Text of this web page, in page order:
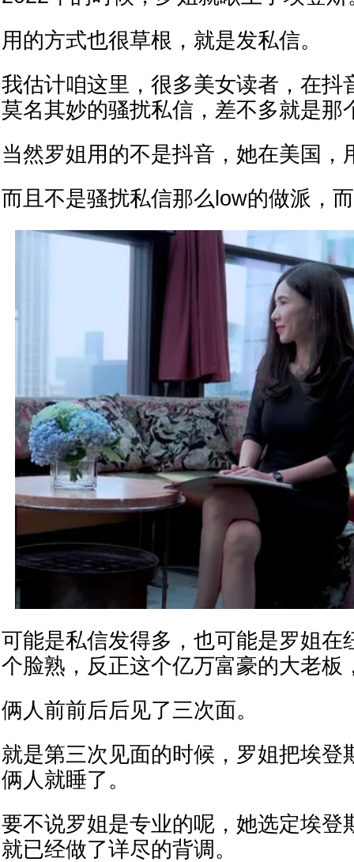
用的方式也很草根，就是发私信。
我估计咱这里，很多美女读者，在抖
莫名其妙的骚扰私信，差不多就是那
当然罗姐用的不是抖音，她在美国，
而且不是骚扰私信那么low的做派，
可能是私信发得多，也可能是罗姐在
个脸熟，反正这个亿万富豪的大老板
俩人前前后后见了三次面。
就是第三次见面的时候，罗姐把埃登
俩人就睡了。
要不说罗姐是专业的呢，她选定埃登
就已经做了详尽的背调。